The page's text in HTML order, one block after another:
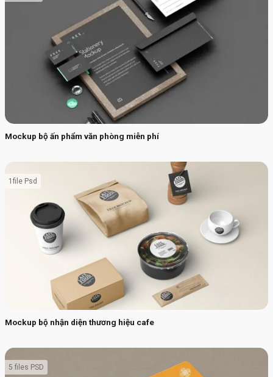
Mockup bộ ấn phẩm văn phòng miễn phí
Mockup bộ nhận diện thương hiệu cafe
1file Psd
5 files PSD